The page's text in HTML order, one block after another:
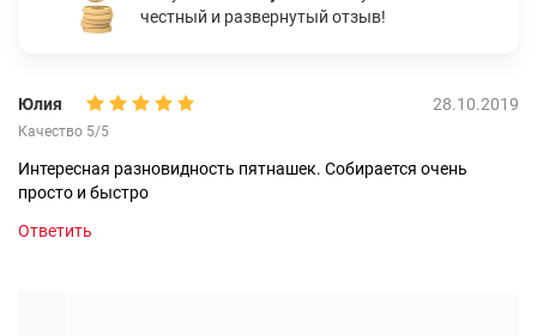
честный и развернутый отзыв!
Юлия 28.10.2019
Качество 5/5
Интересная разновидность пятнашек. Собирается очень
просто и быстро
Ответить